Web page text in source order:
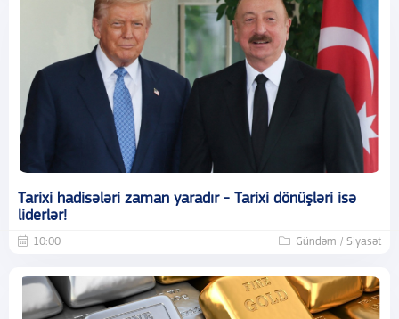
Tarixi hadisələri zaman yaradır - Tarixi dönüşləri isə
liderlər!
10:00 Gündəm / Siyasət